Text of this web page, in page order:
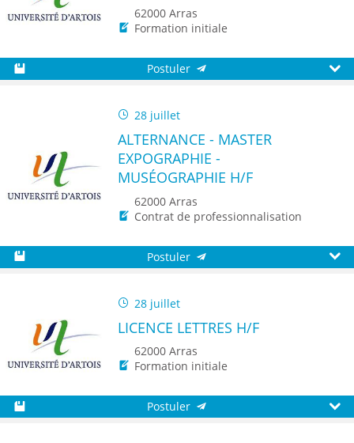
62000 Arras
Formation initiale
Postuler
28 juillet
ALTERNANCE - MASTER
EXPOGRAPHIE -
MUSÉOGRAPHIE H/F
62000 Arras
Contrat de professionnalisation
Postuler
28 juillet
LICENCE LETTRES H/F
62000 Arras
Formation initiale
Postuler